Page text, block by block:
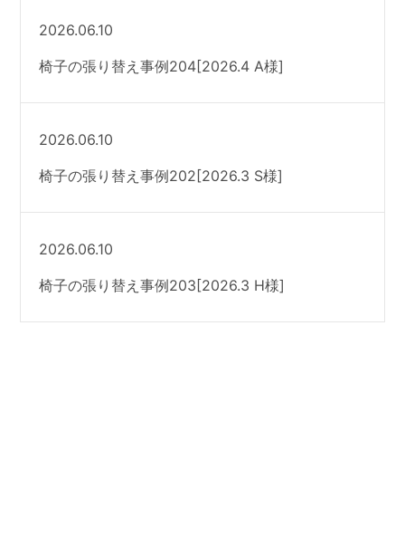
2026.06.10
椅子の張り替え事例204[2026.4 A様]
2026.06.10
椅子の張り替え事例202[2026.3 S様]
2026.06.10
椅子の張り替え事例203[2026.3 H様]